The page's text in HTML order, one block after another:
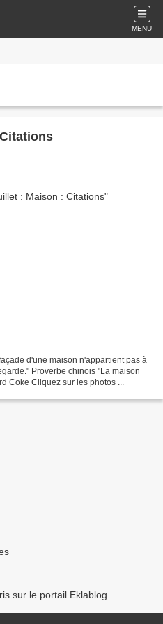
MENU
d'une maison n'appartient pas à
Proverbe chinois "La maison
Coke Cliquez sur les photos ...
sur le portail Eklablog